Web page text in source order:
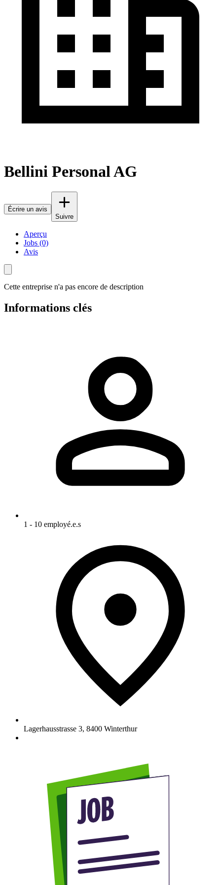
Bellini Personal AG
Écrire un avis
Suivre
Aperçu
Jobs (0)
Avis
Cette entreprise n'a pas encore de description
Informations clés
1 - 10 employé.e.s
Lagerhausstrasse 3, 8400 Winterthur